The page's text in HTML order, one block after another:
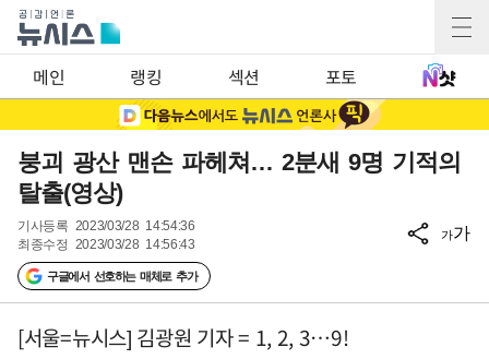
메인 랭킹 섹션 포토
붕괴 광산 맨손 파헤쳐… 2분새 9명 기적의
탈출(영상)
기사등록 2023/03/28 14:54:36
최종수정 2023/03/28 14:56:43
구글에서 선호하는 매체로 추가
가가
[서울=뉴시스] 김광원 기자 = 1, 2, 3…9!